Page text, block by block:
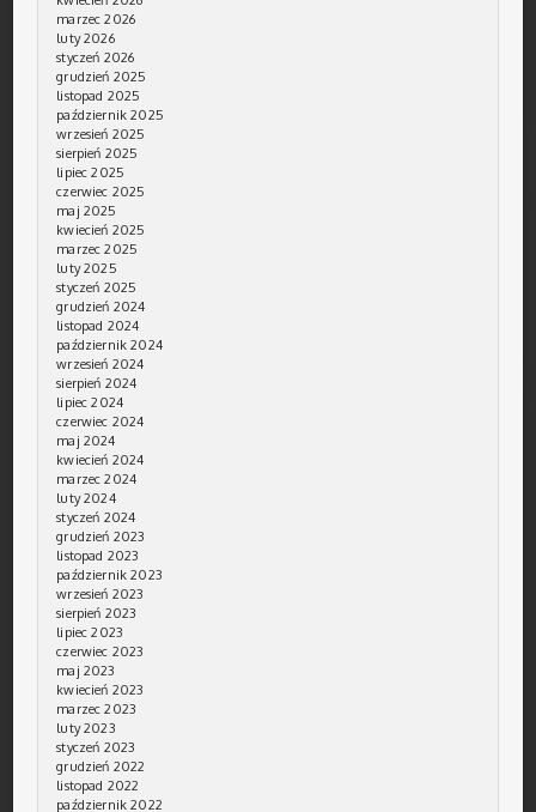
marzec 2026
luty 2026
styczeń 2026
grudzień 2025
listopad 2025
październik 2025
wrzesień 2025
sierpień 2025
lipiec 2025
czerwiec 2025
maj 2025
kwiecień 2025
marzec 2025
luty 2025
styczeń 2025
grudzień 2024
listopad 2024
październik 2024
wrzesień 2024
sierpień 2024
lipiec 2024
czerwiec 2024
maj 2024
kwiecień 2024
marzec 2024
luty 2024
styczeń 2024
grudzień 2023
listopad 2023
październik 2023
wrzesień 2023
sierpień 2023
lipiec 2023
czerwiec 2023
maj 2023
kwiecień 2023
marzec 2023
luty 2023
styczeń 2023
grudzień 2022
listopad 2022
październik 2022